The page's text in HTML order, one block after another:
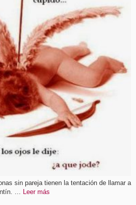
sin pareja tienen la tentación de llamar a
… Leer más